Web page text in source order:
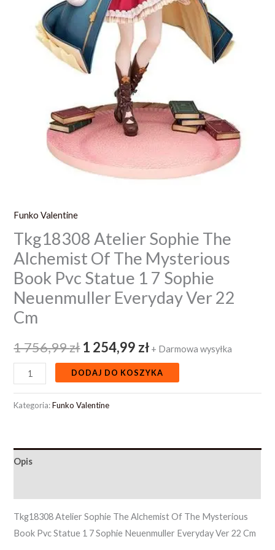
Funko Valentine
Tkg18308 Atelier Sophie The
Alchemist Of The Mysterious
Book Pvc Statue 1 7 Sophie
Neuenmuller Everyday Ver 22
Cm
1 756,99zł 1 254,99 zł + Darmowa wysyłka
DODAJ DO KOSZYKA
Kategoria:Funko Valentine
Opis
Tkg18308 Atelier Sophie The Alchemist Of The Mysterious
Book Pvc Statue 1 7 Sophie Neuenmuller Everyday Ver 22 Cm